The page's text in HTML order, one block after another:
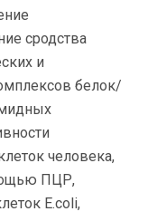
сродства
и
белок/
человека,
ПЦР,
E.coli,